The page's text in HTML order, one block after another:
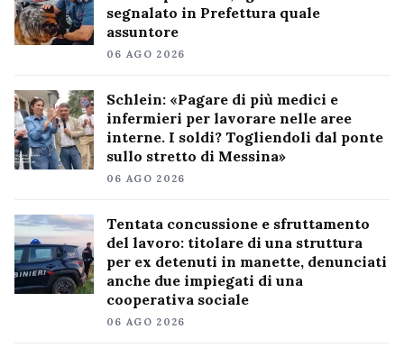
segnalato in Prefettura quale
assuntore
06 AGO 2026
Schlein: «Pagare di più medici e
infermieri per lavorare nelle aree
interne. I soldi? Togliendoli dal ponte
sullo stretto di Messina»
06 AGO 2026
Tentata concussione e sfruttamento
del lavoro: titolare di una struttura
per ex detenuti in manette, denunciati
anche due impiegati di una
cooperativa sociale
06 AGO 2026